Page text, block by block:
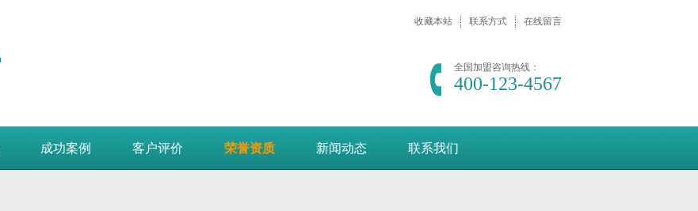
收藏本站 联系方式 在线留言
全国加盟咨询热线：
400-123-4567
成功案例 客户评价 荣誉资质 新闻动态 联系我们